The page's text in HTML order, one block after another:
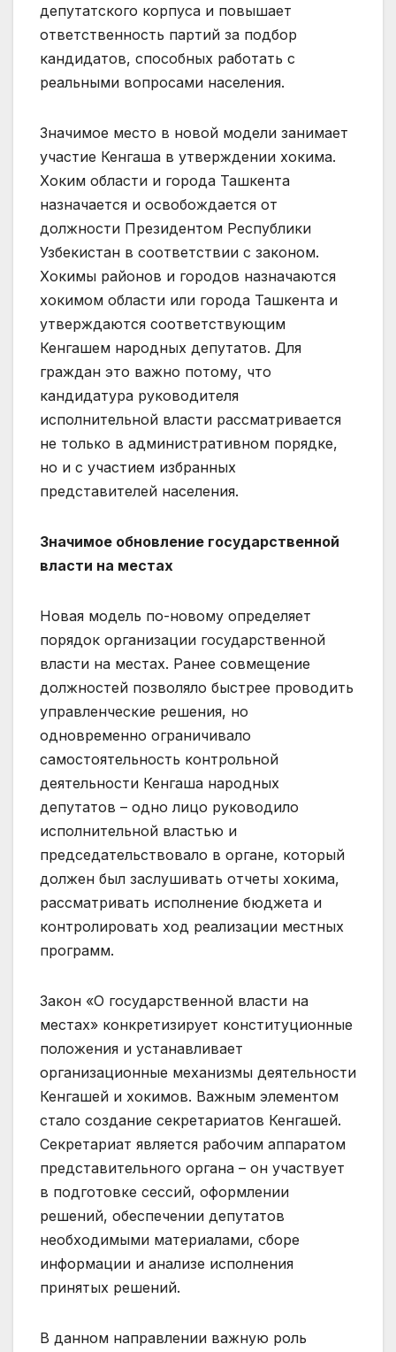
депутатского корпуса и повышает
ответственность партий за подбор
кандидатов, способных работать с
реальными вопросами населения.
Значимое место в новой модели занимает
участие Кенгаша в утверждении хокима.
Хоким области и города Ташкента
назначается и освобождается от
должности Президентом Республики
Узбекистан в соответствии с законом.
Хокимы районов и городов назначаются
хокимом области или города Ташкента и
утверждаются соответствующим
Кенгашем народных депутатов. Для
граждан это важно потому, что
кандидатура руководителя
исполнительной власти рассматривается
не только в административном порядке,
но и с участием избранных
представителей населения.
Значимое обновление государственной
власти на местах
Новая модель по-новому определяет
порядок организации государственной
власти на местах. Ранее совмещение
должностей позволяло быстрее проводить
управленческие решения, но
одновременно ограничивало
самостоятельность контрольной
деятельности Кенгаша народных
депутатов – одно лицо руководило
исполнительной властью и
председательствовало в органе, который
должен был заслушивать отчеты хокима,
рассматривать исполнение бюджета и
контролировать ход реализации местных
программ.
Закон «О государственной власти на
местах» конкретизирует конституционные
положения и устанавливает
организационные механизмы деятельности
Кенгашей и хокимов. Важным элементом
стало создание секретариатов Кенгашей.
Секретариат является рабочим аппаратом
представительного органа – он участвует
в подготовке сессий, оформлении
решений, обеспечении депутатов
необходимыми материалами, сборе
информации и анализе исполнения
принятых решений.
В данном направлении важную роль